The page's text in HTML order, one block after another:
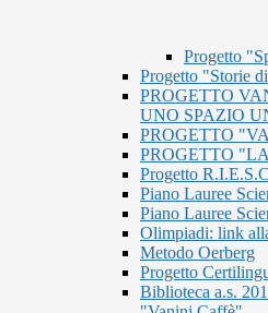
Progetto
Progetto "Storie
PROGETTO
UNO SPAZIO
PROGETTO
PROGETTO
Progetto
Piano Lauree
Piano Lauree
Olimpiadi: link
Metodo Oerberg
Progetto
Biblioteca a.s.